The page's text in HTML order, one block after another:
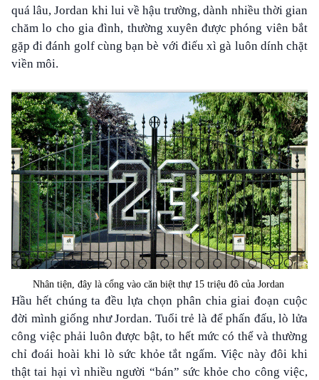
quá lâu, Jordan khi lui về hậu trường, dành nhiều thời gian
chăm lo cho gia đình, thường xuyên được phóng viên bắt
gặp đi đánh golf cùng bạn bè với điếu xì gà luôn dính chặt
viền môi.
Nhân tiện, đây là cổng vào căn biệt thự 15 triệu đô của Jordan
Hầu hết chúng ta đều lựa chọn phân chia giai đoạn cuộc
đời mình giống như Jordan. Tuổi trẻ là để phấn đấu, lò lửa
công việc phải luôn được bật, to hết mức có thể và thường
chỉ đoái hoài khi lò sức khỏe tắt ngấm. Việc này đôi khi
thật tai hại vì nhiều người “bán” sức khỏe cho công việc,